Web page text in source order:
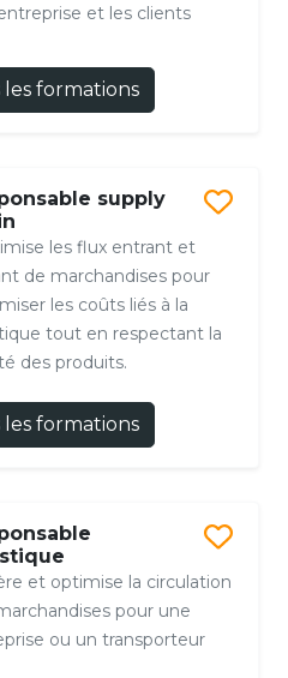
et les clients
formations
supply
les flux entrant et
de marchandises pour
les coûts liés à la
tout en respectant la
des produits.
formations
et optimise la circulation
pour une
ou un transporteur